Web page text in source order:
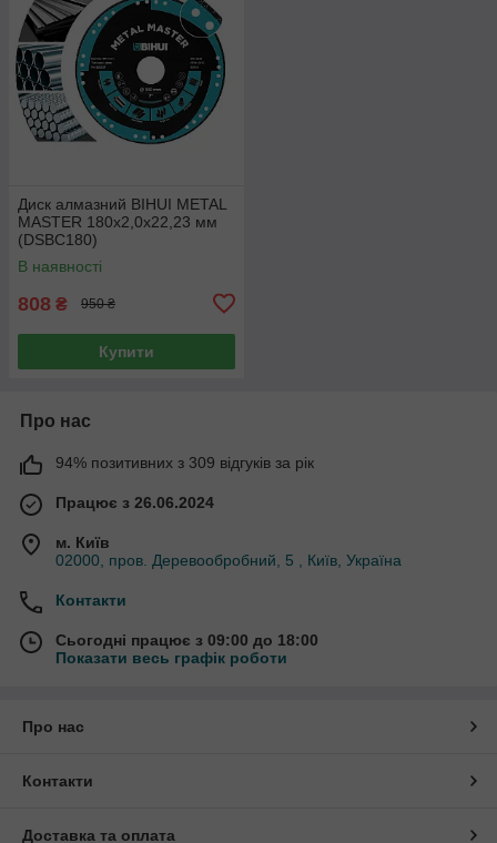
Диск алмазний BIHUI METAL
MASTER 180x2,0x22,23 мм
(DSBC180)
В наявності
808 ₴ 950 ₴
Купити
Про нас
94% позитивних з 309 відгуків за рік
Працює з 26.06.2024
м. Київ
02000, пров. Деревообробний, 5 , Київ, Україна
Контакти
Сьогодні працює з 09:00 до 18:00
Показати весь графік роботи
Про нас
Контакти
Доставка та оплата